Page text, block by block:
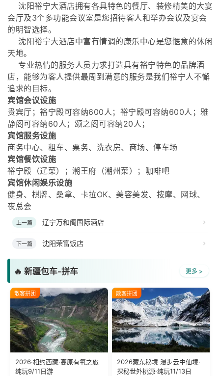
沈阳裕宁大酒店拥有各具特色的餐厅、装修精美的大宴
会厅及3个多功能会议室是您招待客人和举办会议及宴会
的明智选择。
沈阳裕宁大酒店中富有情调的康乐中心是您惬意的休闲
天地。
专业热情的服务人员力求打造具有裕宁特色的品牌酒
店，能够为客人提供最周到满意的服务是我们裕宁人不懈
追求的目标。
宾馆会议设施
贵宾厅；裕宁殿可容纳600人；裕宁殿可容纳600人；雅
静阁可容纳60人；颂之阁可容纳20人；
宾馆服务设施
商务中心、租车、票务、洗衣房、商场、停车场
宾馆餐饮设施
裕宁殿（辽菜）；潮王府（潮州菜）；咖啡吧
宾馆休闲娱乐设施
健身、棋牌、桑拿、卡拉OK、美容美发、按摩、网球、
夜总会
上一篇 辽宁万和阁国际酒店
下一篇 沈阳荣富饭店
🔥 新疆包车-拼车 更多 >
散客拼团
2026·相约西藏·高原有氧之旅
纯玩9/11日游
散客拼团
2026藏东秘境 漫步云中仙境·
探秘世外桃源·纯玩11/13日